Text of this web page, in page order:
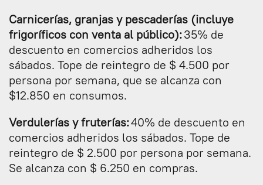
Carnicerías, granjas y pescaderías (incluye
frigoríficos con venta al público):35% de
descuento en comercios adheridos los
sábados. Tope de reintegro de $ 4.500 por
persona por semana, que se alcanza con
$12.850 en consumos.
Verdulerías y fruterías:40% de descuento en
comercios adheridos los sábados. Tope de
reintegro de $ 2.500 por persona por semana.
Se alcanza con $ 6.250 en compras.